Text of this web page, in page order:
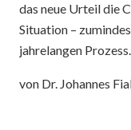
das neue Urteil die
Situation –
jahrelangen Prozess.
von Dr. Johannes